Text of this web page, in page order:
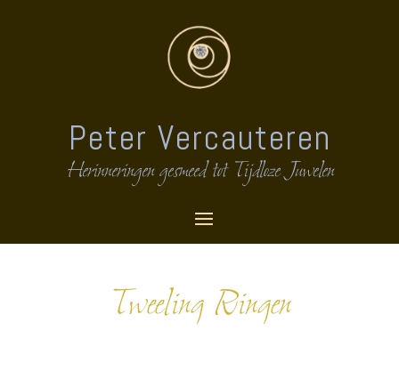
Peter Vercauteren
Herinneringen gesmeed tot Tijdloze Juwelen
Tweeling Ringen